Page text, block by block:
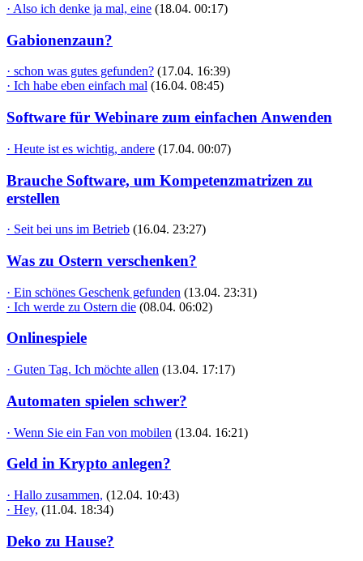
· Also ich denke ja mal, eine (18.04. 00:17)
Gabionenzaun?
· schon was gutes gefunden? (17.04. 16:39)
· Ich habe eben einfach mal (16.04. 08:45)
Software für Webinare zum einfachen Anwenden
· Heute ist es wichtig, andere (17.04. 00:07)
Brauche Software, um Kompetenzmatrizen zu
erstellen
· Seit bei uns im Betrieb (16.04. 23:27)
Was zu Ostern verschenken?
· Ein schönes Geschenk gefunden (13.04. 23:31)
· Ich werde zu Ostern die (08.04. 06:02)
Onlinespiele
· Guten Tag. Ich möchte allen (13.04. 17:17)
Automaten spielen schwer?
· Wenn Sie ein Fan von mobilen (13.04. 16:21)
Geld in Krypto anlegen?
· Hallo zusammen, (12.04. 10:43)
· Hey, (11.04. 18:34)
Deko zu Hause?